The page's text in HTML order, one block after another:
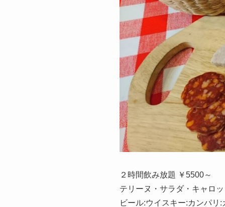
２時間飲み放題 ￥5500～
テリーヌ・サラダ・キャロ
ビール:ウイスキー:カンパリ